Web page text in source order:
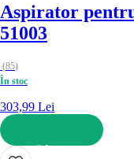
Aspirator
51003
(85)
În stoc
303,99 Lei
ADAUGĂ ÎN COȘ